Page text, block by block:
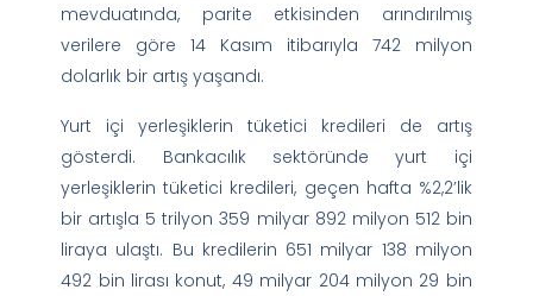
mevduatında, parite etkisinden arındırılmış
verilere göre 14 Kasım itibarıyla 742 milyon
dolarlık bir artış yaşandı.
Yurt içi yerleşiklerin tüketici kredileri de artış
gösterdi. Bankacılık sektöründe yurt içi
yerleşiklerin tüketici kredileri, geçen hafta %2,2’lik
bir artışla 5 trilyon 359 milyar 892 milyon 512 bin
liraya ulaştı. Bu kredilerin 651 milyar 138 milyon
492 bin lirası konut, 49 milyar 204 milyon 29 bin